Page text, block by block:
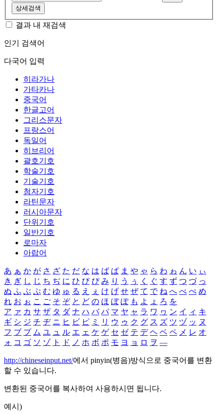
상세검색
결과 내 재검색
인기 검색어
다국어 입력
히라가나
가타카나
중국어
한글고어
그리스문자
프랑스어
독일어
히브리어
괄호기호
학술기호
기술기호
첨자기호
라틴문자
러시아문자
단위기호
일반기호
로마자
아랍어
あ ぁ か が さ ざ た だ な は ば ぱ ま や ゃ ら わ ゎ ん い ぃ
き ぎ し じ ち ぢ に ひ び ぴ み り う ぅ く ぐ す ず つ づ っ
ぬ ふ ぶ ぷ む ゆ ゅ る え ぇ け げ せ ぜ て で ね へ べ ぺ め
れ お ぉ こ ご そ ぞ と ど の ほ ぼ ぽ も よ ょ ろ を
ア ァ カ サ ザ タ ダ ナ ハ バ パ マ ヤ ャ ラ ワ ヮ ン イ ィ キ
ギ シ ジ チ ヂ ニ ヒ ビ ピ ミ リ ウ ゥ ク グ ス ズ ツ ヅ ッ ヌ
フ ブ プ ム ユ ュ ル エ ェ ケ ゲ セ ゼ テ デ ヘ ベ ペ メ レ オ
ォ コ ゴ ソ ゾ ト ド ノ ホ ボ ポ モ ヨ ョ ロ ヲ ―
http://chineseinput.net/에서 pinyin(병음)방식으로 중국어를 변환
할 수 있습니다.
변환된 중국어를 복사하여 사용하시면 됩니다.
예시)